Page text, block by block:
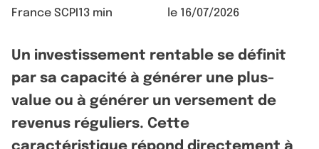
France SCPI 13 min le 16/07/2026
Un investissement rentable se définit
par sa capacité à générer une plus-
value ou à générer un versement de
revenus réguliers. Cette